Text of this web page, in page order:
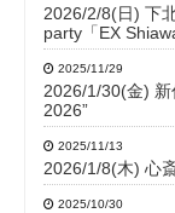
2026/2/8(日) 下
party「EX
2025/11/29
2026/1/30(金)
2026”
2025/11/13
2026/1/8(木) 心
2025/10/30